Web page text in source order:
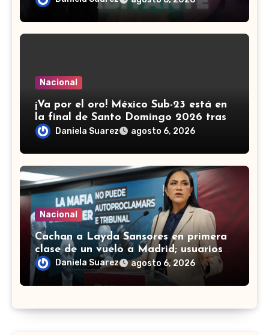
Nacional
¡Va por el oro! México Sub-23 está en
la final de Santo Domingo 2026 tras
golear a Panamá
Daniela Suarez agosto 6, 2026
Nacional
Cachan a Layda Sansores en primera
clase de un vuelo a Madrid; usuarios
de redes le recuerdan austeridad
Daniela Suarez agosto 6, 2026